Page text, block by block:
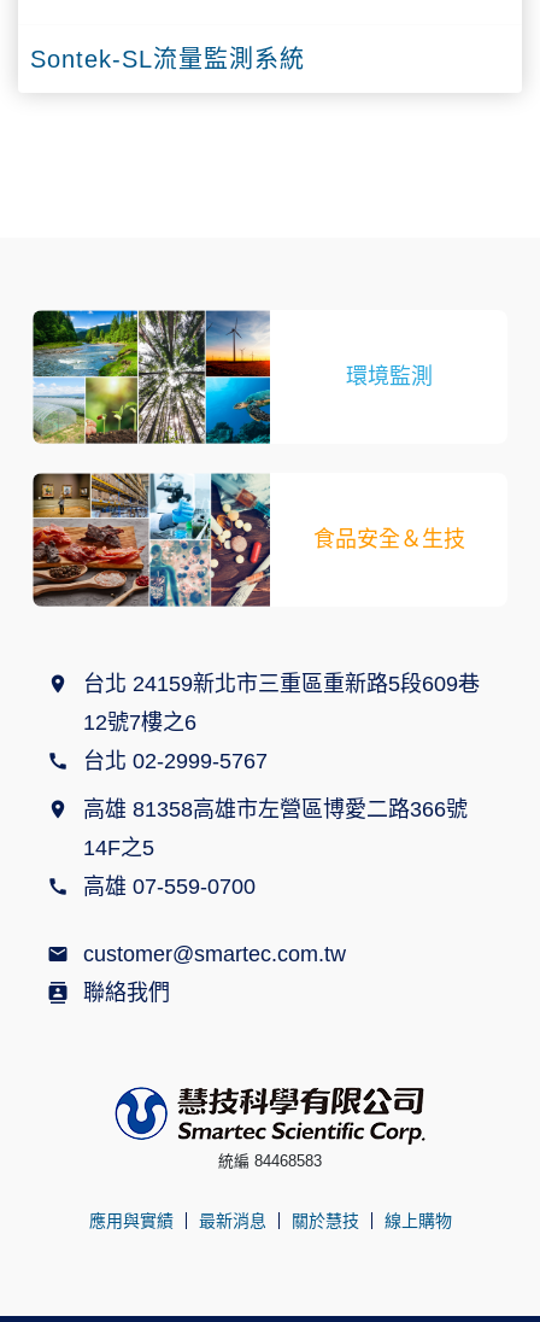
Sontek-SL流量監測系統
環境監測
食品安全＆生技
台北 24159新北市三重區重新路5段609巷
12號7樓之6
台北 02-2999-5767
高雄 81358高雄市左營區博愛二路366號
14F之5
高雄 07-559-0700
customer@smartec.com.tw
聯絡我們
統編 84468583
應用與實績 最新消息 關於慧技 線上購物